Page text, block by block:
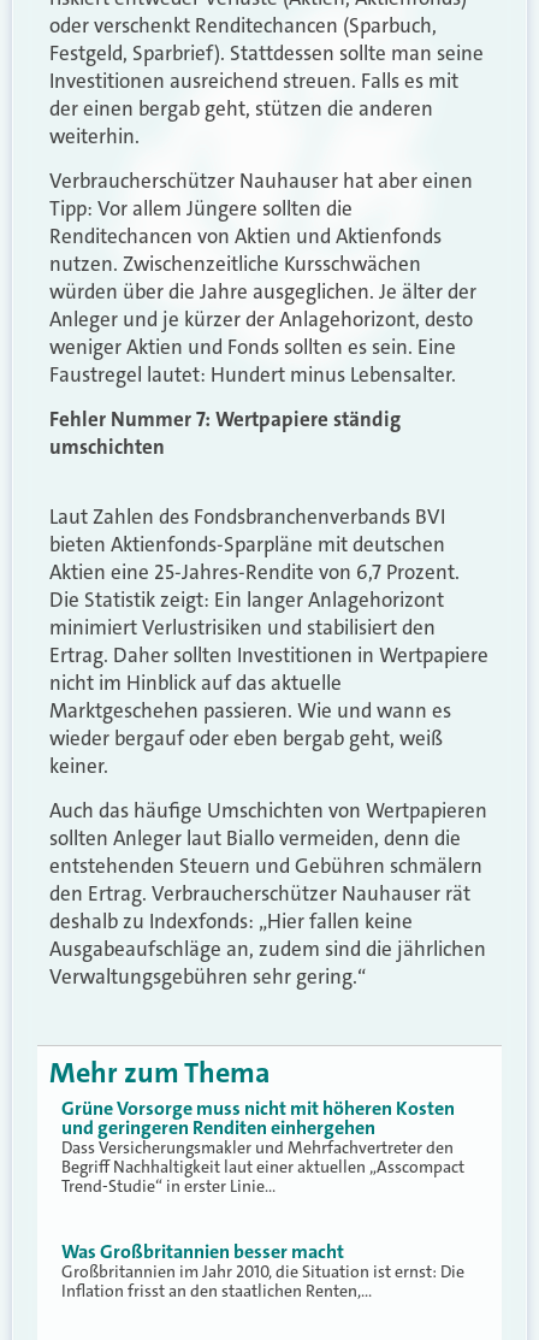
oder verschenkt Renditechancen (Sparbuch,
Festgeld, Sparbrief). Stattdessen sollte man seine
Investitionen ausreichend streuen. Falls es mit
der einen bergab geht, stützen die anderen
weiterhin.
Verbraucherschützer Nauhauser hat aber einen
Tipp: Vor allem Jüngere sollten die
Renditechancen von Aktien und Aktienfonds
nutzen. Zwischenzeitliche Kursschwächen
würden über die Jahre ausgeglichen. Je älter der
Anleger und je kürzer der Anlagehorizont, desto
weniger Aktien und Fonds sollten es sein. Eine
Faustregel lautet: Hundert minus Lebensalter.
Fehler Nummer 7: Wertpapiere ständig
umschichten
Laut Zahlen des Fondsbranchenverbands BVI
bieten Aktienfonds-Sparpläne mit deutschen
Aktien eine 25-Jahres-Rendite von 6,7 Prozent.
Die Statistik zeigt: Ein langer Anlagehorizont
minimiert Verlustrisiken und stabilisiert den
Ertrag. Daher sollten Investitionen in Wertpapiere
nicht im Hinblick auf das aktuelle
Marktgeschehen passieren. Wie und wann es
wieder bergauf oder eben bergab geht, weiß
keiner.
Auch das häufige Umschichten von Wertpapieren
sollten Anleger laut Biallo vermeiden, denn die
entstehenden Steuern und Gebühren schmälern
den Ertrag. Verbraucherschützer Nauhauser rät
deshalb zu Indexfonds: „Hier fallen keine
Ausgabeaufschläge an, zudem sind die jährlichen
Verwaltungsgebühren sehr gering.“
Mehr zum Thema
Grüne Vorsorge muss nicht mit höheren Kosten
und geringeren Renditen einhergehen
Dass Versicherungsmakler und Mehrfachvertreter den
Begriff Nachhaltigkeit laut einer aktuellen „Asscompact
Trend-Studie“ in erster Linie…
Was Großbritannien besser macht
Großbritannien im Jahr 2010, die Situation ist ernst: Die
Inflation frisst an den staatlichen Renten,…